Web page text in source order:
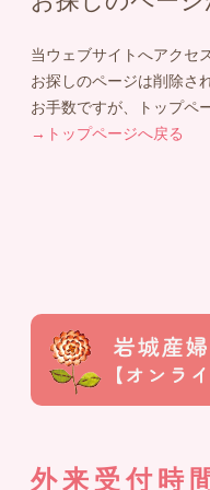
当ウェブサイトへアクセ
お探しのページは削除さ
お手数ですが、トップペ
→トップページへ戻る
外来受付時